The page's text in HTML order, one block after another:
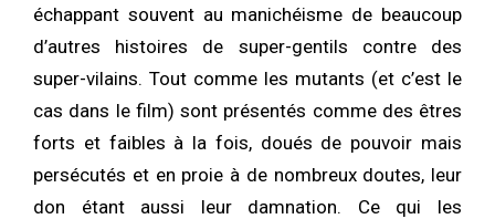
échappant souvent au manichéisme de beaucoup
d’autres histoires de super-gentils contre des
super-vilains. Tout comme les mutants (et c’est le
cas dans le film) sont présentés comme des êtres
forts et faibles à la fois, doués de pouvoir mais
persécutés et en proie à de nombreux doutes, leur
don étant aussi leur damnation. Ce qui les